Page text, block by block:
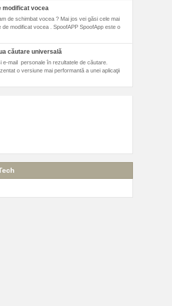
modificat vocea
de schimbat vocea ? Mai jos vei găsi cele mai
de modificat vocea . SpoofAPP SpoofApp este o
căutare universală
e-mail personale în rezultatele de căutare.
o versiune mai performantă a unei aplicaţii